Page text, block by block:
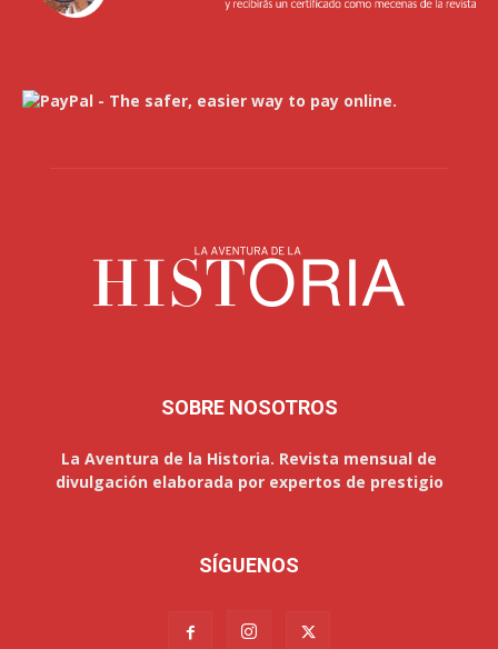
SOBRE NOSOTROS
La Aventura de la Historia. Revista mensual de
divulgación elaborada por expertos de prestigio
SÍGUENOS